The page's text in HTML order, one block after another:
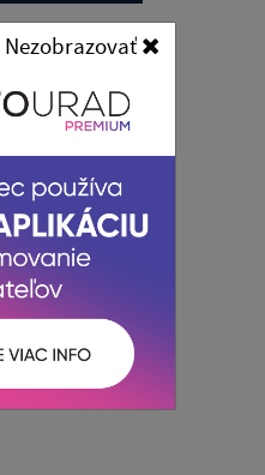
Nezobrazovať